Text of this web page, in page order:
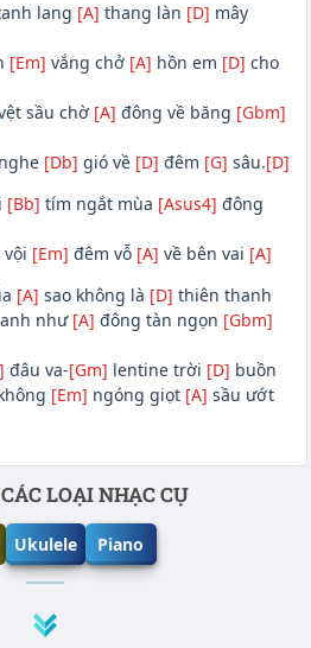
lang [A] thang làn [D] mây
[Em] vắng chở [A] hồn em [D] cho
sầu chờ [A] đông về băng [Gbm]
[Db] gió về [D] đêm [G] sâu.[D]
[Bb] tím ngắt mùa [Asus4] đông
[Em] đêm vỗ [A] về bên vai [A]
[A] sao không là [D] thiên thanh
như [A] đông tàn ngọn [Gbm]
đâu va-[Gm] lentine trời [D] buồn
[Em] ngóng giọt [A] sầu ướt
LOẠI NHẠC CỤ
Ukulele Piano